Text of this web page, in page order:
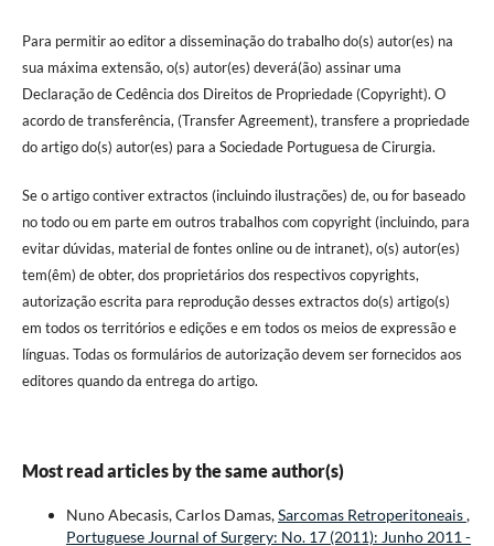
Para permitir ao editor a disseminação do trabalho do(s) autor(es) na
sua máxima extensão, o(s) autor(es) deverá(ão) assinar uma
Declaração de Cedência dos Direitos de Propriedade (Copyright). O
acordo de transferência, (Transfer Agreement), transfere a propriedade
do artigo do(s) autor(es) para a Sociedade Portuguesa de Cirurgia.
Se o artigo contiver extractos (incluindo ilustrações) de, ou for baseado
no todo ou em parte em outros trabalhos com copyright (incluindo, para
evitar dúvidas, material de fontes online ou de intranet), o(s) autor(es)
tem(êm) de obter, dos proprietários dos respectivos copyrights,
autorização escrita para reprodução desses extractos do(s) artigo(s)
em todos os territórios e edições e em todos os meios de expressão e
línguas. Todas os formulários de autorização devem ser fornecidos aos
editores quando da entrega do artigo.
Most read articles by the same author(s)
Nuno Abecasis, Carlos Damas,Sarcomas Retroperitoneais,
Portuguese Journal of Surgery: No. 17 (2011): Junho 2011 -